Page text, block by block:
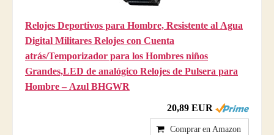
Relojes Deportivos para Hombre, Resistente al Agua
Digital Militares Relojes con Cuenta
atrás/Temporizador para los Hombres niños
Grandes,LED de analógico Relojes de Pulsera para
Hombre – Azul BHGWR
20,89 EUR
Comprar en Amazon